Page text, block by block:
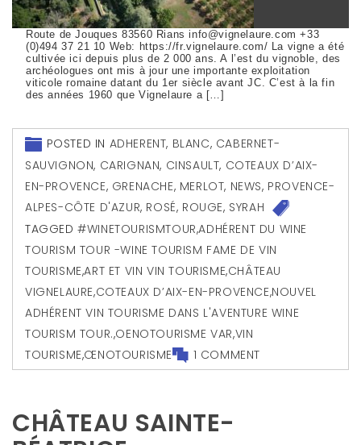
Route de Jouques 83560 Rians info@vignelaure.com +33
(0)494 37 21 10 Web: https://fr.vignelaure.com/ La vigne a été
cultivée ici depuis plus de 2 000 ans. A l’est du vignoble, des
archéologues ont mis à jour une importante exploitation
viticole romaine datant du 1er siècle avant JC. C’est à la fin
des années 1960 que Vignelaure a […]
POSTED IN ADHERENT, BLANC, CABERNET-
SAUVIGNON, CARIGNAN, CINSAULT, COTEAUX D’AIX-
EN-PROVENCE, GRENACHE, MERLOT, NEWS, PROVENCE-
ALPES-CÔTE D'AZUR, ROSÉ, ROUGE, SYRAH
TAGGED#WINETOURISMTOUR,ADHÉRENT DU WINE
TOURISM TOUR -WINE TOURISM FAME DE VIN
TOURISME,ART ET VIN VIN TOURISME,CHÂTEAU
VIGNELAURE,COTEAUX D’AIX-EN-PROVENCE,NOUVEL
ADHÉRENT VIN TOURISME DANS L'AVENTURE WINE
TOURISM TOUR.,OENOTOURISME VAR,VIN
TOURISME,ŒNOTOURISME 1 COMMENT
CHÂTEAU SAINTE-